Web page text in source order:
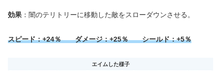
効果 ：闇のテリトリーに移動した敵をスローダウンさせる。
スピード：+24％ ダメージ：+25％ シールド：+5％
エイムした様子